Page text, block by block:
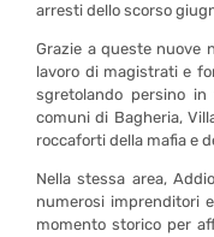
arresti dello scorso
Grazie a queste nuove
lavoro di magistrati e
sgretolando persino
comuni di Bagheria,
roccaforti della mafia e
Nella stessa area,
numerosi imprenditori
momento storico per